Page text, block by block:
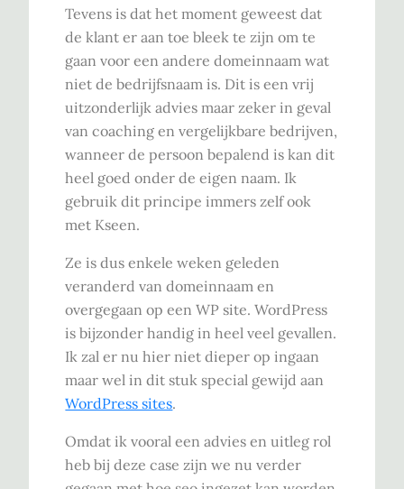
Tevens is dat het moment geweest dat
de klant er aan toe bleek te zijn om te
gaan voor een andere domeinnaam wat
niet de bedrijfsnaam is. Dit is een vrij
uitzonderlijk advies maar zeker in geval
van coaching en vergelijkbare bedrijven,
wanneer de persoon bepalend is kan dit
heel goed onder de eigen naam. Ik
gebruik dit principe immers zelf ook
met Kseen.
Ze is dus enkele weken geleden
veranderd van domeinnaam en
overgegaan op een WP site. WordPress
is bijzonder handig in heel veel gevallen.
Ik zal er nu hier niet dieper op ingaan
maar wel in dit stuk special gewijd aan
WordPress sites.
Omdat ik vooral een advies en uitleg rol
heb bij deze case zijn we nu verder